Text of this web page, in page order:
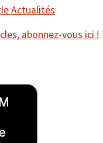
Actualités
abonnez-vous ici !